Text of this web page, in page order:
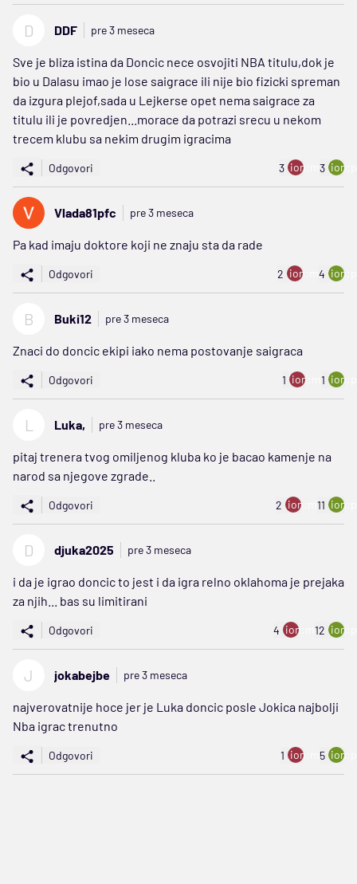
D DDF pre 3 meseca
Sve je bliza istina da Doncic nece osvojiti NBA titulu,dok je
bio u Dalasu imao je lose saigrace ili nije bio fizicki spreman
da izgura plejof,sada u Lejkerse opet nema saigrace za
titulu ili je povredjen...morace da potrazi srecu u nekom
trecem klubu sa nekim drugim igracima
Odgovori 3 ion:minus
3
Vlada81pfc pre 3 meseca
Pa kad imaju doktore koji ne znaju sta da rade
Odgovori 2 ion:minus
4
B Buki12 pre 3 meseca
Znaci do doncic ekipi iako nema postovanje saigraca
Odgovori 1 ion:minus
1
L Luka, pre 3 meseca
pitaj trenera tvog omiljenog kluba ko je bacao kamenje na
narod sa njegove zgrade..
Odgovori 2 ion:minus
11
D djuka2025 pre 3 meseca
i da je igrao doncic to jest i da igra relno oklahoma je prejaka
za njih... bas su limitirani
Odgovori 4 ion:minus
12
J jokabejbe pre 3 meseca
najverovatnije hoce jer je Luka doncic posle Jokica najbolji
Nba igrac trenutno
Odgovori 1 ion:minus
5